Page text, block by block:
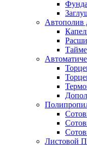
Автополив
Листовой